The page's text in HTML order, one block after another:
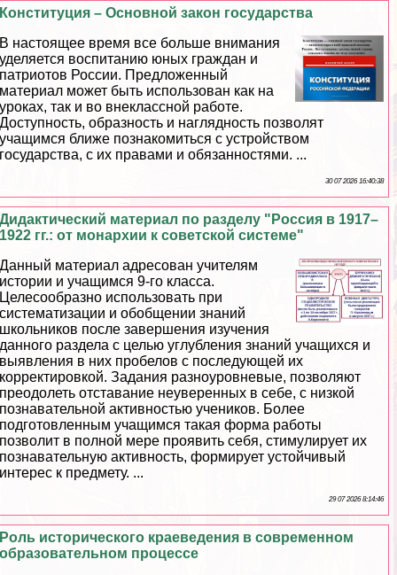
Конституция – Основной закон государства
В настоящее время все больше внимания
уделяется воспитанию юных граждан и
патриотов России. Предложенный
материал может быть использован как на
уроках, так и во внеклассной работе.
Доступность, образность и наглядность позволят
учащимся ближе познакомиться с устройством
государства, с их правами и обязанностями. ...
30 07 2026 16:40:38
Дидактический материал по разделу "Россия в 1917–
1922 гг.: от монархии к советской системе"
Данный материал адресован учителям
истории и учащимся 9-го класса.
Целесообразно использовать при
систематизации и обобщении знаний
школьников после завершения изучения
данного раздела с целью углубления знаний учащихся и
выявления в них пробелов с последующей их
корректировкой. Задания разноуровневые, позволяют
преодолеть отставание неуверенных в себе, с низкой
познавательной активностью учеников. Более
подготовленным учащимся такая форма работы
позволит в полной мере проявить себя, стимулирует их
познавательную активность, формирует устойчивый
интерес к предмету. ...
29 07 2026 8:14:46
Роль исторического краеведения в современном
образовательном процессе